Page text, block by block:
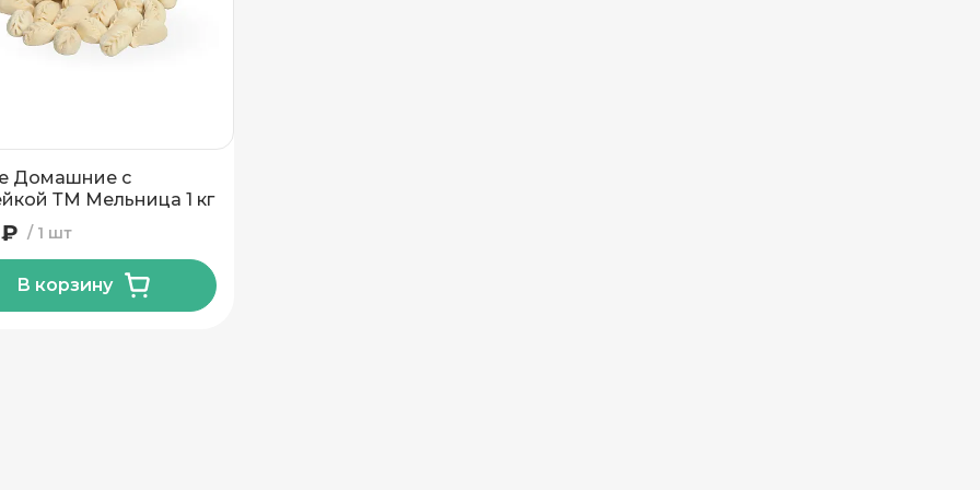
Домашние с
индейкой ТМ Мельница 1 кг
1 шт
В корзину